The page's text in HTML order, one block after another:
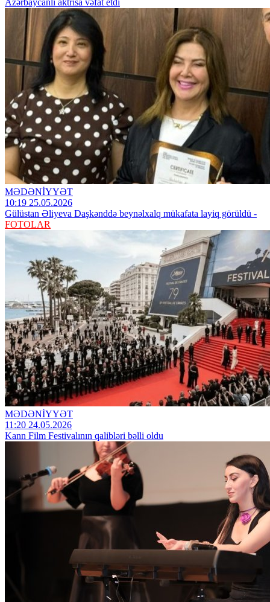
MƏDƏNİYYƏT
10:19 25.05.2026
Gülüstan Əliyeva Daşkənddə beynəlxalq mükafata layiq görüldü -
FOTOLAR
MƏDƏNİYYƏT
11:20 24.05.2026
Kann Film Festivalının qalibləri bəlli oldu